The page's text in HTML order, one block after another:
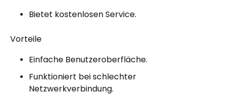
Bietet kostenlosen Service.
Vorteile
Einfache Benutzeroberfläche.
Funktioniert bei schlechter
Netzwerkverbindung.